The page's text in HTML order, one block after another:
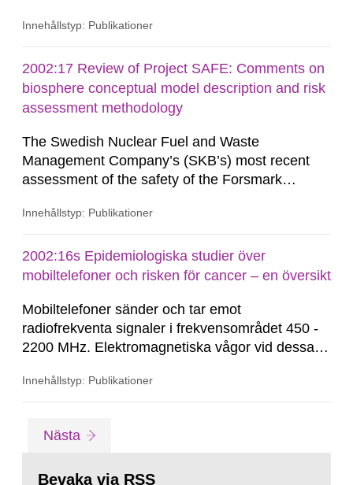
safety assessment for the final repository for
Forsmark, Sweden. The main objective of the
review is to examine the models used by SKB for
radiological dose assessment in a series...
Innehållstyp: Publikationer
2002:17 Review of Project SAFE: Comments on
biosphere conceptual model description and risk
assessment methodology
The Swedish Nuclear Fuel and Waste
Management Company’s (SKB’s) most recent
assessment of the safety of the Forsmark
waste (Project SAFE) is currently undergoing
review, the Swedish Radiation Protection
Institute (SSI) identified that two components of
Innehållstyp: Publikationer
2002:16s Epidemiologiska studier över
mobiltelefoner och risken för cancer – en översikt
Mobiltelefoner sänder och tar emot
radiofrekventa signaler i frekvensområdet 450 -
2200 MHz. Elektromagnetiska vågor vid dessa
Energiinnehållet i en elektromagnetisk våg från
DNA, vilket röntgenstrålningen...
Innehållstyp: Publikationer
Nästa sida
Bevaka via RSS